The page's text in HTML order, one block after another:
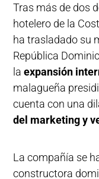
Tras más de dos
hotelero de la
ha trasladado su
República
laexpansión
malagueña
cuenta con una
del marketing y
La compañía se
constructora